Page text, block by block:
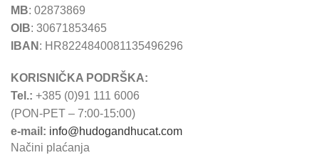
MB: 02873869
OIB: 30671853465
IBAN : HR8224840081135496296
KORISNIČKA PODRŠKA:
Tel.: +385 (0)91 111 6006
(PON-PET – 7:00-15:00)
e-mail: info@hudogandhucat.com
Načini plaćanja